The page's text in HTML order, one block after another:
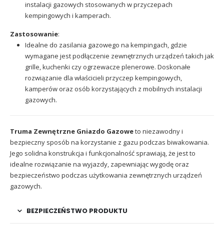
instalacji gazowych stosowanych w przyczepach
kempingowych i kamperach.
Zastosowanie:
Idealne do zasilania gazowego na kempingach, gdzie
wymagane jest podłączenie zewnętrznych urządzeń takich jak
grille, kuchenki czy ogrzewacze plenerowe. Doskonałe
rozwiązanie dla właścicieli przyczep kempingowych,
kamperów oraz osób korzystających z mobilnych instalacji
gazowych.
Truma Zewnętrzne Gniazdo Gazoweto niezawodny i
bezpieczny sposób na korzystanie z gazu podczas biwakowania.
Jego solidna konstrukcja i funkcjonalność sprawiają, że jest to
idealne rozwiązanie na wyjazdy, zapewniając wygodę oraz
bezpieczeństwo podczas użytkowania zewnętrznych urządzeń
gazowych.
BEZPIECZEŃSTWO PRODUKTU